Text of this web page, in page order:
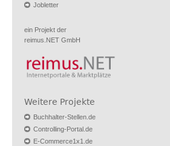
Jobletter
ein Projekt der
reimus.NET GmbH
Weitere Projekte
Buchhalter-Stellen.de
Controlling-Portal.de
E-Commerce1x1.de